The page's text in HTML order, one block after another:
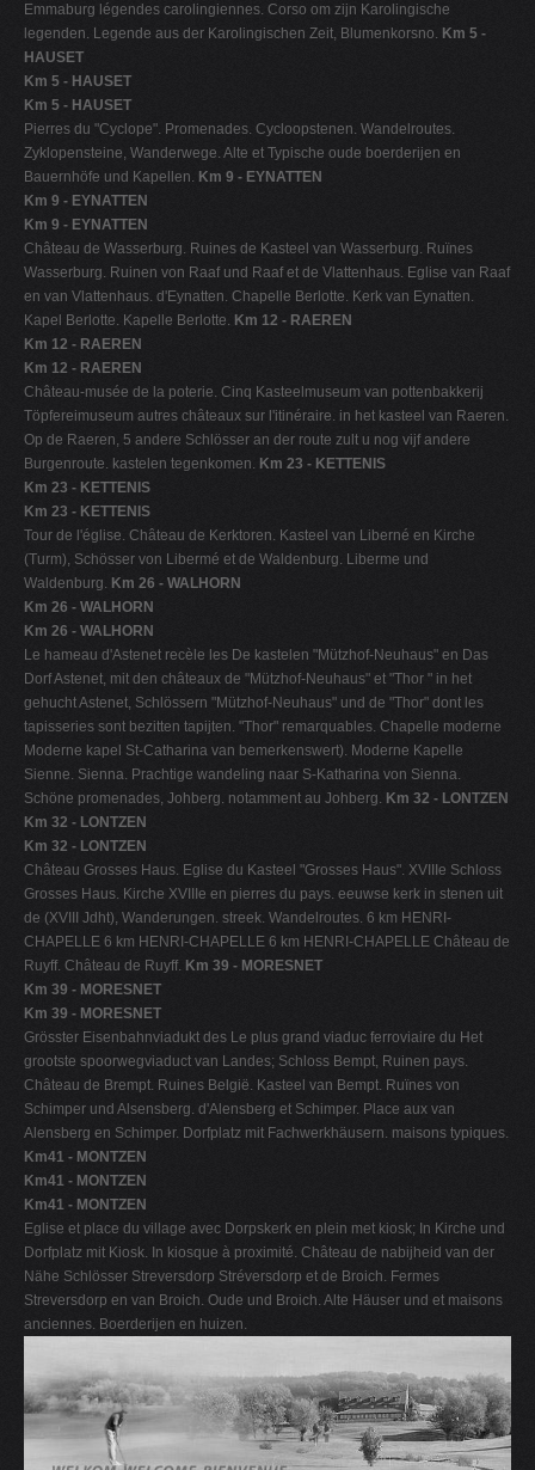
Emmaburg légendes carolingiennes. Corso om zijn Karolingische
legenden. Legende aus der Karolingischen Zeit, Blumenkorsno. Km 5 -
HAUSET
Km 5 - HAUSET
Km 5 - HAUSET
Pierres du "Cyclope". Promenades. Cycloopstenen. Wandelroutes.
Zyklopensteine, Wanderwege. Alte et Typische oude boerderijen en
Bauernhöfe und Kapellen. Km 9 - EYNATTEN
Km 9 - EYNATTEN
Km 9 - EYNATTEN
Château de Wasserburg. Ruines de Kasteel van Wasserburg. Ruïnes
Wasserburg. Ruinen von Raaf und Raaf et de Vlattenhaus. Eglise van Raaf
en van Vlattenhaus. d'Eynatten. Chapelle Berlotte. Kerk van Eynatten.
Kapel Berlotte. Kapelle Berlotte. Km 12 - RAEREN
Km 12 - RAEREN
Km 12 - RAEREN
Château-musée de la poterie. Cinq Kasteelmuseum van pottenbakkerij
Töpfereimuseum autres châteaux sur l'itinéraire. in het kasteel van Raeren.
Op de Raeren, 5 andere Schlösser an der route zult u nog vijf andere
Burgenroute. kastelen tegenkomen. Km 23 - KETTENIS
Km 23 - KETTENIS
Km 23 - KETTENIS
Tour de l'église. Château de Kerktoren. Kasteel van Liberné en Kirche
(Turm), Schösser von Libermé et de Waldenburg. Liberme und
Waldenburg. Km 26 - WALHORN
Km 26 - WALHORN
Km 26 - WALHORN
Le hameau d'Astenet recèle les De kastelen "Mützhof-Neuhaus" en Das
Dorf Astenet, mit den châteaux de "Mützhof-Neuhaus" et "Thor " in het
gehucht Astenet, Schlössern "Mützhof-Neuhaus" und de "Thor" dont les
tapisseries sont bezitten tapijten. "Thor" remarquables. Chapelle moderne
Moderne kapel St-Catharina van bemerkenswert). Moderne Kapelle
Sienne. Sienna. Prachtige wandeling naar S-Katharina von Sienna.
Schöne promenades, Johberg. notamment au Johberg. Km 32 - LONTZEN
Km 32 - LONTZEN
Km 32 - LONTZEN
Château Grosses Haus. Eglise du Kasteel "Grosses Haus". XVIIIe Schloss
Grosses Haus. Kirche XVIIIe en pierres du pays. eeuwse kerk in stenen uit
de (XVIII Jdht), Wanderungen. streek. Wandelroutes. 6 km HENRI-
CHAPELLE 6 km HENRI-CHAPELLE 6 km HENRI-CHAPELLE Château de
Ruyff. Château de Ruyff. Km 39 - MORESNET
Km 39 - MORESNET
Km 39 - MORESNET
Grösster Eisenbahnviadukt des Le plus grand viaduc ferroviaire du Het
grootste spoorwegviaduct van Landes; Schloss Bempt, Ruinen pays.
Château de Brempt. Ruines België. Kasteel van Bempt. Ruïnes von
Schimper und Alsensberg. d'Alensberg et Schimper. Place aux van
Alensberg en Schimper. Dorfplatz mit Fachwerkhäusern. maisons typiques.
Km41 - MONTZEN
Km41 - MONTZEN
Km41 - MONTZEN
Eglise et place du village avec Dorpskerk en plein met kiosk; In Kirche und
Dorfplatz mit Kiosk. In kiosque à proximité. Château de nabijheid van der
Nähe Schlösser Streversdorp Stréversdorp et de Broich. Fermes
Streversdorp en van Broich. Oude und Broich. Alte Häuser und et maisons
anciennes. Boerderijen en huizen.